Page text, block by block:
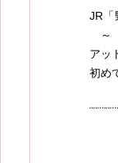
JR「
～
アッ
初め